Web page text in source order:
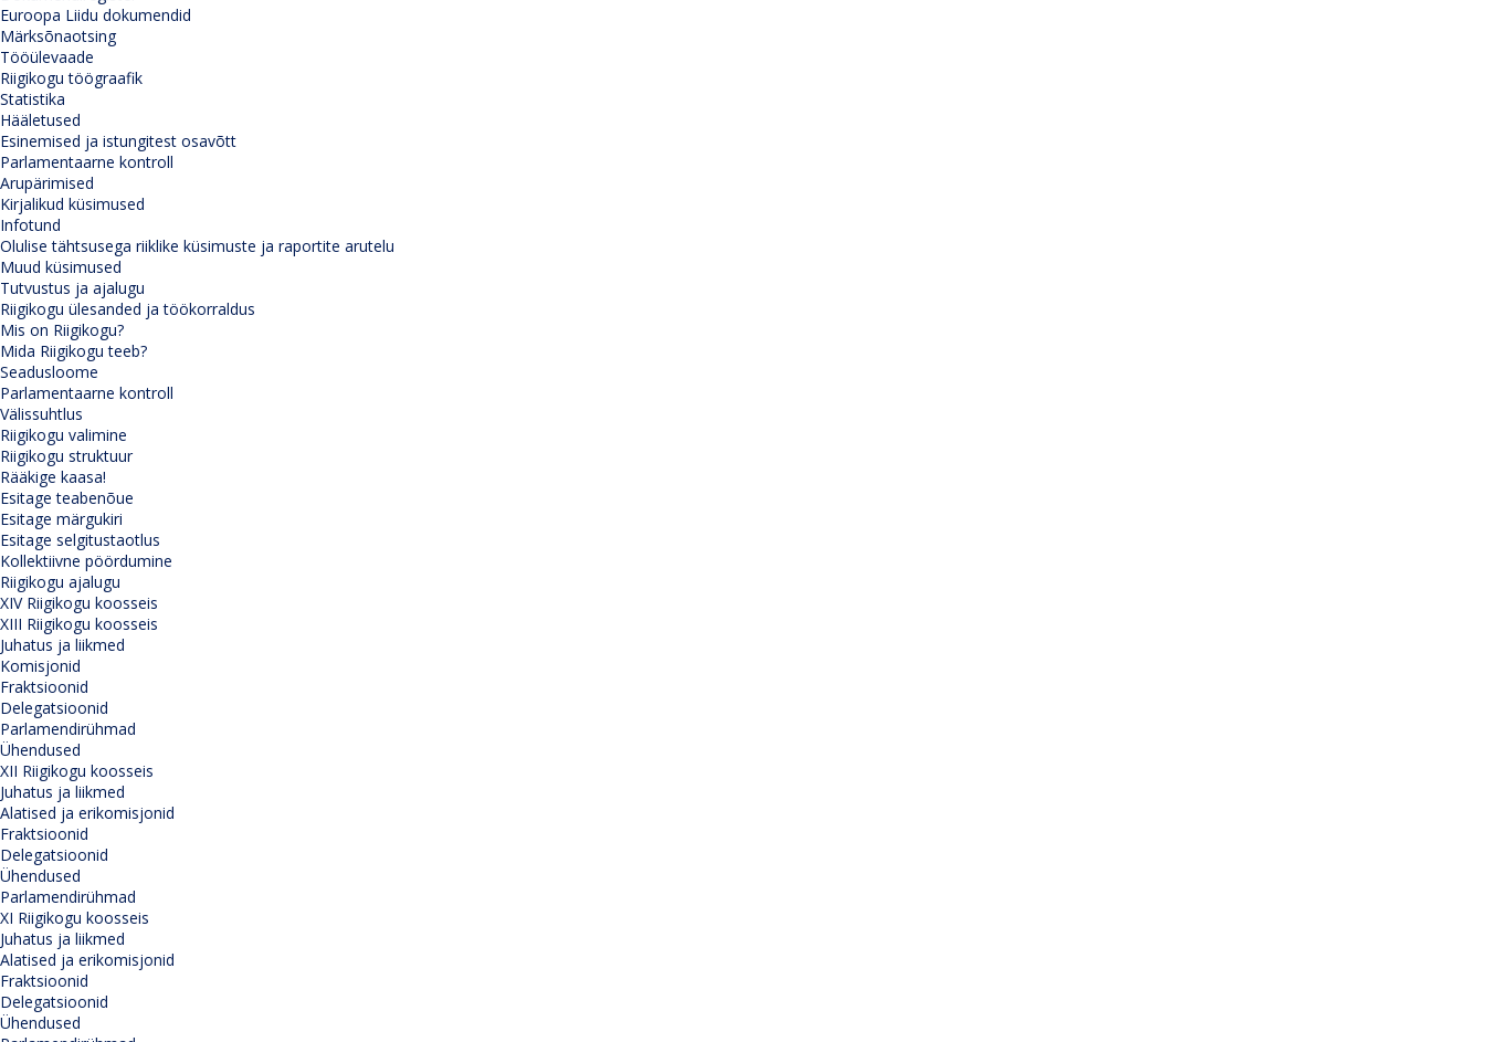
Euroopa Liidu dokumendid
Märksõnaotsing
Tööülevaade
Riigikogu töögraafik
Statistika
Hääletused
Esinemised ja istungitest osavõtt
Parlamentaarne kontroll
Arupärimised
Kirjalikud küsimused
Infotund
Olulise tähtsusega riiklike küsimuste ja raportite arutelu
Muud küsimused
Tutvustus ja ajalugu
Riigikogu ülesanded ja töökorraldus
Mis on Riigikogu?
Mida Riigikogu teeb?
Seadusloome
Parlamentaarne kontroll
Välissuhtlus
Riigikogu valimine
Riigikogu struktuur
Rääkige kaasa!
Esitage teabenõue
Esitage märgukiri
Esitage selgitustaotlus
Kollektiivne pöördumine
Riigikogu ajalugu
XIV Riigikogu koosseis
XIII Riigikogu koosseis
Juhatus ja liikmed
Komisjonid
Fraktsioonid
Delegatsioonid
Parlamendirühmad
Ühendused
XII Riigikogu koosseis
Juhatus ja liikmed
Alatised ja erikomisjonid
Fraktsioonid
Delegatsioonid
Ühendused
Parlamendirühmad
XI Riigikogu koosseis
Juhatus ja liikmed
Alatised ja erikomisjonid
Fraktsioonid
Delegatsioonid
Ühendused